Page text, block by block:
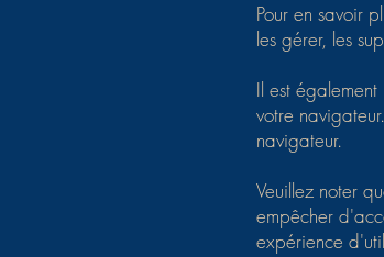
Pour en savoir
les gérer, les
Il est
votre
navigateur.
Veuillez noter
empêcher
expérience